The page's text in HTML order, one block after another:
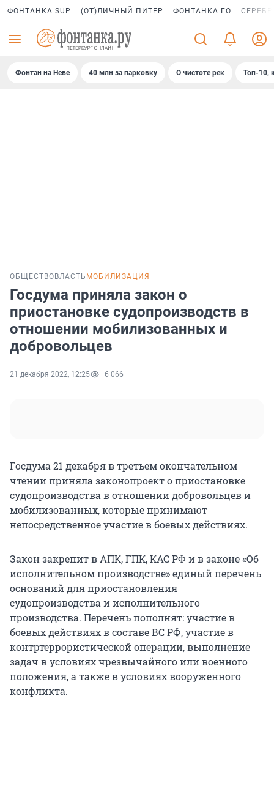
ФОНТАНКА SUP (ОТ)ЛИЧНЫЙ ПИТЕР ФОНТАНКА ГО
Фонтан на Неве 40 млн за парковку О чистоте рек Топ-10,
ОБЩЕСТВО ВЛАСТЬ МОБИЛИЗАЦИЯ
Госдума приняла закон о
приостановке судопроизводств в
отношении мобилизованных и
добровольцев
21 декабря 2022, 12:25 6 066
Госдума 21 декабря в третьем окончательном
чтении приняла законопроект о приостановке
судопроизводства в отношении добровольцев и
мобилизованных, которые принимают
непосредственное участие в боевых действиях.
Закон закрепит в АПК, ГПК, КАС РФ и в законе «Об
исполнительном производстве» единый перечень
оснований для приостановления
судопроизводства и исполнительного
производства. Перечень пополнят: участие в
боевых действиях в составе ВС РФ, участие в
контртеррористической операции, выполнение
задач в условиях чрезвычайного или военного
положения, а также в условиях вооруженного
конфликта.